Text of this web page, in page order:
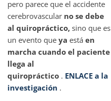
pero parece que el accidente
cerebrovascular no se debe
al quiropráctico, sino que es
un evento que ya está en
marcha cuando el paciente
llega al
quiropráctico . ENLACE a la
investigación .